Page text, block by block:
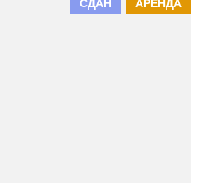
АРЕНДА
СДАН